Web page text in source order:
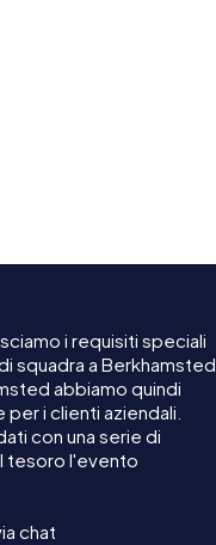
i requisiti speciali
squadra a Berkhamsted.
abbiamo quindi
i clienti aziendali.
con una serie di
tesoro l'evento
chat